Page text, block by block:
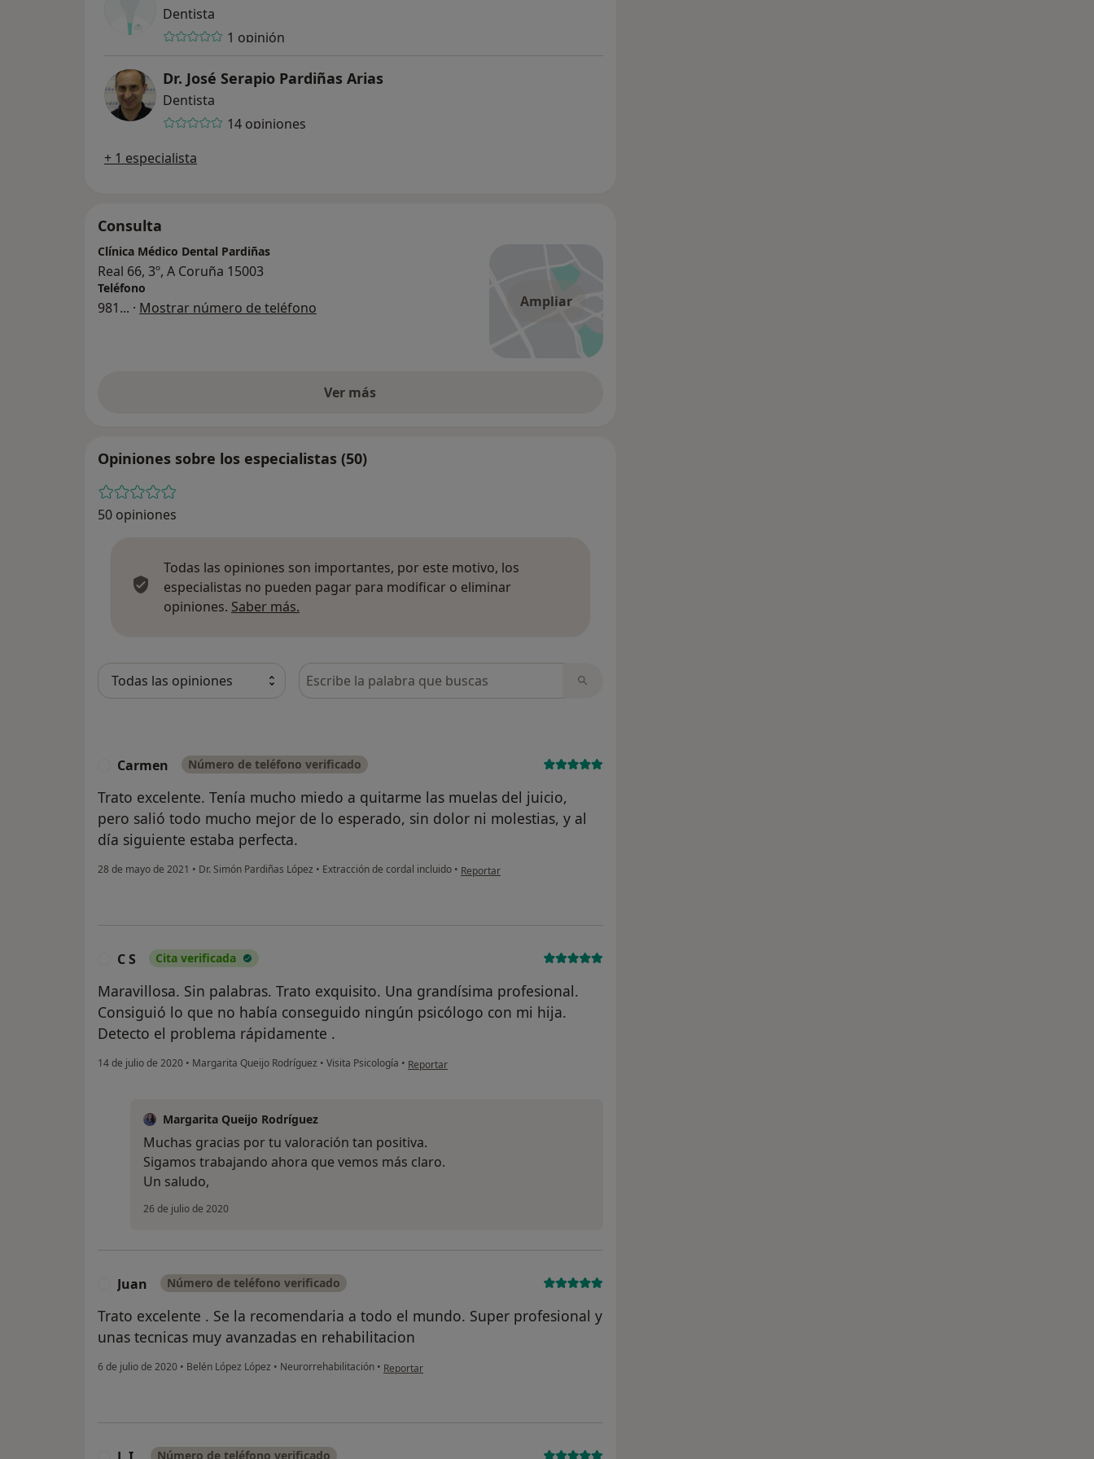
Dentista
1 opinión
Dr. José Serapio Pardiñas Arias
Dentista
14 opiniones
+ 1 especialista
Consulta
Ampliar
Clínica Médico Dental Pardiñas
Real 66, 3º, A Coruña 15003
Teléfono
981... · Mostrar número de teléfono
Ver más
Opiniones sobre los especialistas (50)
50 opiniones
Todas las opiniones son importantes, por este motivo, los
especialistas no pueden pagar para modificar o eliminar
opiniones. Saber más.
Busca en opiniones
Carmen Número de teléfono verificado
Trato excelente. Tenía mucho miedo a quitarme las muelas del juicio,
pero salió todo mucho mejor de lo esperado, sin dolor ni molestias, y al
día siguiente estaba perfecta.
28 de mayo de 2021 • Dr. Simón Pardiñas López • Extracción de cordal incluido • en opinión del usuario Carmen
Reportar
C S Cita verificada
Maravillosa. Sin palabras. Trato exquisito. Una grandísima profesional.
Consiguió lo que no había conseguido ningún psicólogo con mi hija.
Detecto el problema rápidamente .
14 de julio de 2020 • Margarita Queijo Rodríguez • Visita Psicología • en opinión del usuario C S
Reportar
Margarita Queijo Rodríguez
Muchas gracias por tu valoración tan positiva.
Sigamos trabajando ahora que vemos más claro.
Un saludo,
26 de julio de 2020
Juan Número de teléfono verificado
Trato excelente . Se la recomendaria a todo el mundo. Super profesional y
unas tecnicas muy avanzadas en rehabilitacion
6 de julio de 2020 • Belén López López • Neurorrehabilitación • en opinión del usuario Juan
Reportar
Número de teléfono verificado